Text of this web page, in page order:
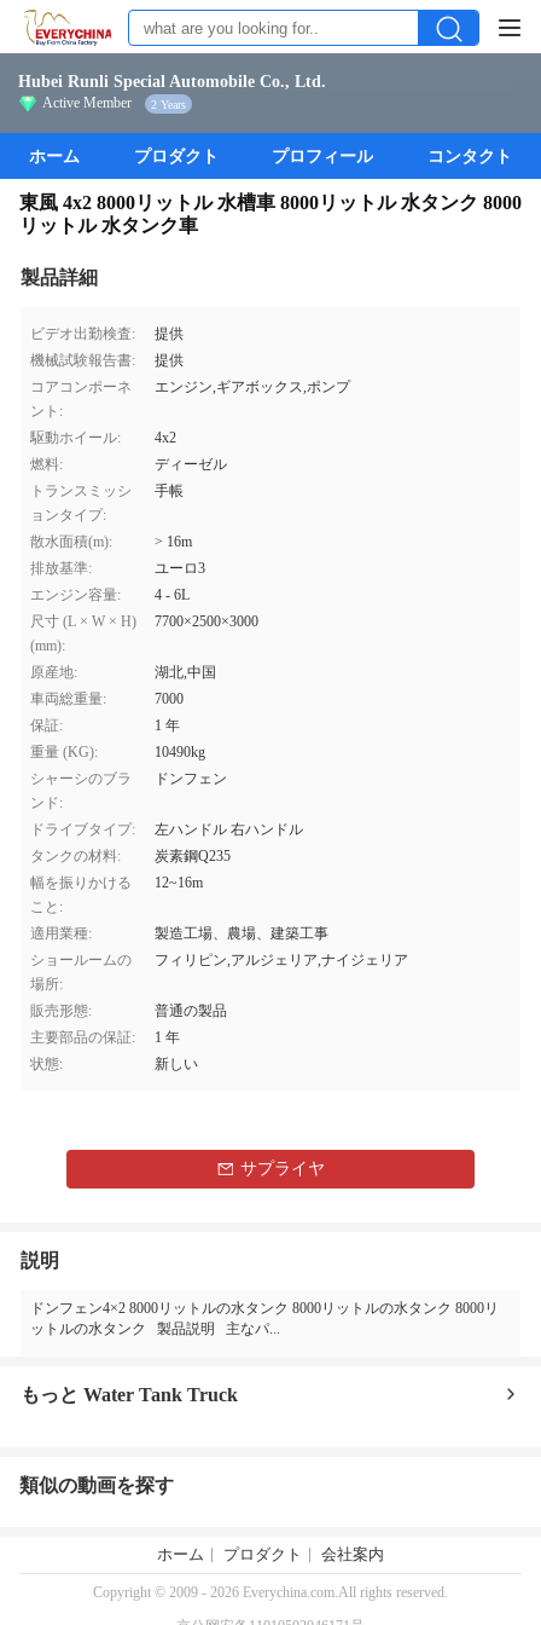
Hubei Runli Special Automobile Co., Ltd.
Active Member 2 Years
ホーム プロダクト プロフィール コンタクト
東風 4x2 8000リットル 水槽車 8000リットル 水タンク 8000
リットル 水タンク車
製品詳細
ビデオ出勤検査:
提供
機械試験報告書:
提供
コアコンポーネ
ント:
エンジン,ギアボックス,ポンプ
駆動ホイール:
4x2
燃料:
ディーゼル
トランスミッシ
ョンタイプ:
手帳
散水面積(m):
> 16m
排放基準:
ユーロ3
エンジン容量:
4 - 6L
尺寸 (L × W × H)
(mm):
7700×2500×3000
原産地:
湖北,中国
車両総重量:
7000
保証:
1 年
重量 (KG):
10490kg
シャーシのブラ
ンド:
ドンフェン
ドライブタイプ:
左ハンドル 右ハンドル
タンクの材料:
炭素鋼Q235
幅を振りかける
こと:
12~16m
適用業種:
製造工場、農場、建築工事
ショールームの
場所:
フィリピン,アルジェリア,ナイジェリア
販売形態:
普通の製品
主要部品の保証:
1 年
状態:
新しい
サプライヤ
説明
ドンフェン4×2 8000リットルの水タンク 8000リットルの水タンク 8000リ
ットルの水タンク 製品説明 主なパ...
もっと Water Tank Truck
類似の動画を探す
ホーム プロダクト 会社案内
Copyright © 2009 - 2026 Everychina.com.All rights reserved.